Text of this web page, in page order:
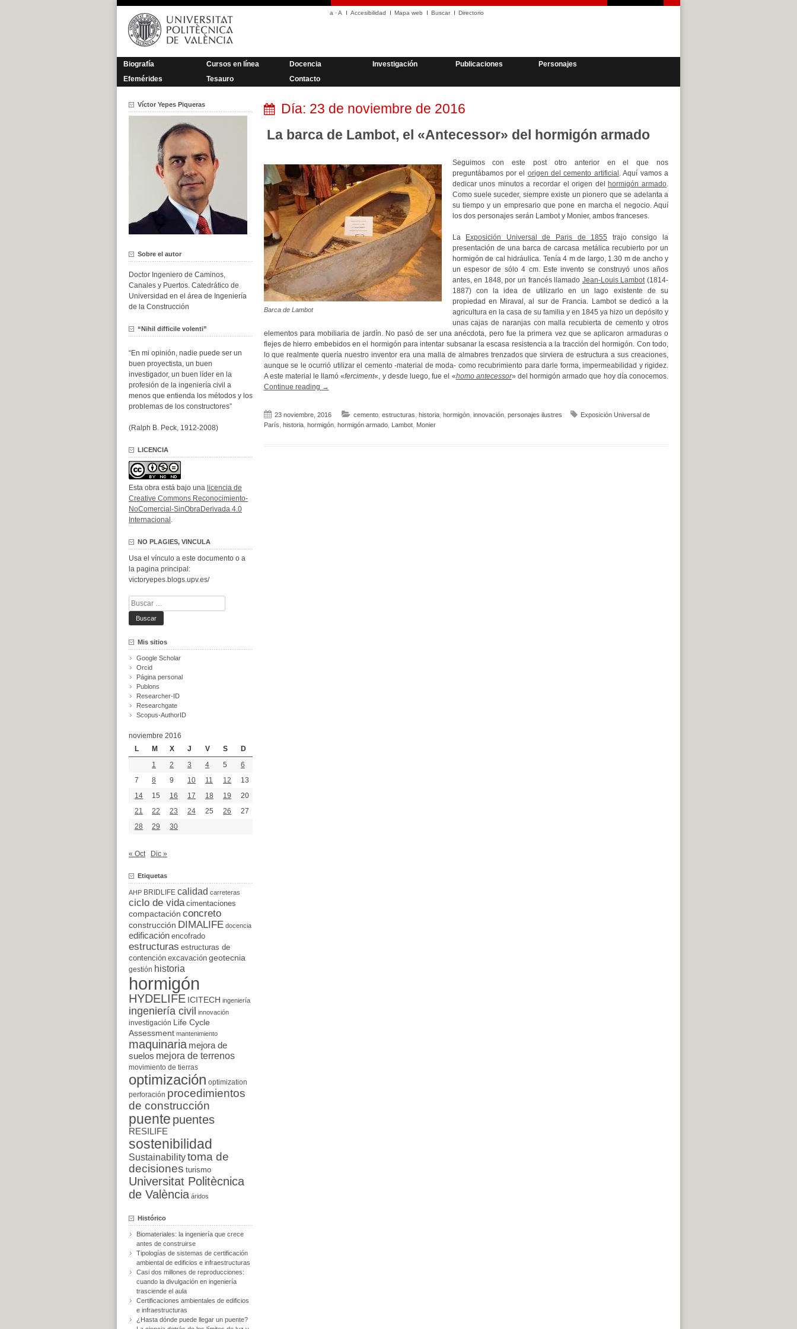
Saltar
contenido
a ·A Accesibilidad Mapa web Buscar Directorio
Biografía Cursos en línea Docencia Investigación Publicaciones
Personajes
Efemérides
Tesauro Contacto
Día: 23 de noviembre de 2016
La barca de Lambot, el «Antecessor» del hormigón armado
Barca de Lambot
Seguimos con este post otro anterior en el que nos
preguntábamos por el origen del cemento artificial . Aquí vamos a
dedicar unos minutos a recordar el origen del
hormigón armado.
Como suele suceder, siempre existe un pionero que se adelanta a
su tiempo y un empresario que pone en marcha el negocio. Aquí
los dos personajes serán Lambot y Monier, ambos franceses.
La Exposición Universal de Paris de 1855 trajo consigo la
presentación de una barca de carcasa metálica recubierto por un
hormigón de cal hidráulica. Tenía 4 m de largo, 1.30 m de ancho y
un espesor de sólo 4 cm. Este invento se construyó unos años
antes, en 1848, por un francés llamado Jean-Louis Lambot(1814-
1887) con la idea de utilizarlo en un lago existente de su
propiedad en Miraval, al sur de Francia. Lambot se dedicó a la
agricultura en la casa de su familia y en 1845 ya hizo un depósito y
unas cajas de naranjas con malla recubierta de cemento y otros
elementos para mobiliaria de jardín. No pasó de ser una anécdota, pero fue la primera vez que se aplicaron armaduras o
flejes de hierro embebidos en el hormigón para intentar subsanar la escasa resistencia a la tracción del hormigón. Con todo,
lo que realmente quería nuestro inventor era una malla de almabres trenzados que sirviera de estructura a sus creaciones,
aunque se le ocurrió utilizar el cemento -material de moda- como recubrimiento para darle forma, impermeabilidad y rigidez.
A este material le llamó «ferciment«, y desde luego, fue el «homo antecessor» del hormigón armado que hoy día conocemos.
Continue reading «La
Lambot,
el
→
23 noviembre, 2016 cemento, estructuras historia, hormigón, innovación, personajes ilustres
Exposición Universal de
París
historia, hormigón, hormigón armado, Lambot, Monier
Víctor Yepes Piqueras
Sobre el autor
Doctor Ingeniero de Caminos,
Canales y Puertos. Catedrático de
Universidad en el área de Ingeniería
de la Construcción
“Nihil difficile volenti”
“En mi opinión, nadie puede ser un
buen proyectista, un buen
investigador, un buen líder en la
profesión de la ingeniería civil a
menos que entienda los métodos y los
problemas de los constructores”
(Ralph B. Peck, 1912-2008)
LICENCIA
Esta obra está bajo una licencia de
Creative Commons Reconocimiento-
NoComercial-SinObraDerivada 4.0
Internacional .
NO PLAGIES, VINCULA
Usa el vínculo a este documento o a
la pagina principal:
victoryepes.blogs.upv.es/
Buscar:
Mis sitios
Google Scholar
Orcid
Página personal
Publons
Researcher-ID
Researchgate
Scopus-AuthorID
noviembre 2016
L
M X J V S
D
1
2 3 4 5
6
7
8 9 10 11 12
13
14
15 16 17 18 19
20
21
22 23 24 25 26
27
28
29 30
« Oct Dic »
Etiquetas
AHP BRIDLIFE calidad carreteras
ciclo de vida cimentaciones
compactación concreto
construcción DIMALIFE docencia
edificación encofrado
estructuras estructuras de
contención excavación geotecnia
gestión historia
hormigón
HYDELIFE ICITECH ingeniería
ingeniería civil innovación
investigación
Life Cycle
Assessment mantenimiento
maquinaria mejora de
suelos mejora de terrenos
movimiento de tierras
optimización optimization
perforación procedimientos
de construcción
puente puentes
RESILIFE
sostenibilidad
Sustainabilitytoma de
decisiones turismo
Universitat Politècnica
de València áridos
Histórico
Biomateriales: la ingeniería que crece
antes de construirse
Tipologías de sistemas de certificación
ambiental de edificios e infraestructuras
Casi dos millones de reproducciones:
cuando la divulgación en ingeniería
trasciende el aula
Certificaciones ambientales de edificios
e infraestructuras
¿Hasta dónde puede llegar un puente?